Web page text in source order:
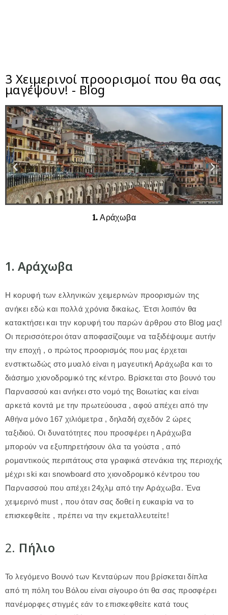
3 Χειμερινοί προορισμοί που θα σας
μαγέψουν! - Blog
1. Αράχωβα
1. Αράχωβα
Η κορυφή των ελληνικών χειμερινών προορισμών της
ανήκει εδώ και πολλά χρόνια δικαίως. Έτσι λοιπόν θα
κατακτήσει και την κορυφή του παρών άρθρου στο Blog μας!
Οι περισσότεροι όταν αποφασίζουμε να ταξιδέψουμε αυτήν
την εποχή , ο πρώτος προορισμός που μας έρχεται
ενστικτωδώς στο μυαλό είναι η μαγευτική Αράχωβα και το
διάσημο χιονοδρομικό της κέντρο. Βρίσκεται στο βουνό του
Παρνασσού και ανήκει στο νομό της Βοιωτίας και είναι
αρκετά κοντά με την πρωτεύουσα , αφού απέχει από την
Αθήνα μόνο 167 χιλιόμετρα , δηλαδή σχεδόν 2 ώρες
ταξιδιού. Οι δυνατότητες που προσφέρει η Αράχωβα
μπορούν να εξυπηρετήσουν όλα τα γούστα , από
ρομαντικούς περιπάτους στα γραφικά στενάκια της περιοχής
μέχρι ski και snowboard στο χιονοδρομικό κέντρου του
Παρνασσού που απέχει 24χλμ από την Αράχωβα. Ένα
χειμερινό must , που όταν σας δοθεί η ευκαιρία να το
επισκεφθείτε , πρέπει να την εκμεταλλευτείτε!
2. Πήλιο
Το λεγόμενο Βουνό των Κενταύρων που βρίσκεται δίπλα
από τη πόλη του Βόλου είναι σίγουρο ότι θα σας προσφέρει
πανέμορφες στιγμές εάν το επισκεφθείτε κατά τους